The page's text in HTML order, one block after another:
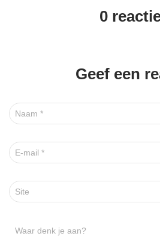
0
Geef een
Naam *
E-mail *
Site
Waar denk je aan?